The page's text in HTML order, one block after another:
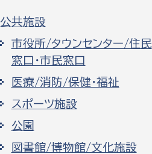
公共施設
市役所/タウンセンター/住民
窓口・市民窓口
医療/消防/保健・福祉
スポーツ施設
公園
図書館/博物館/文化施設